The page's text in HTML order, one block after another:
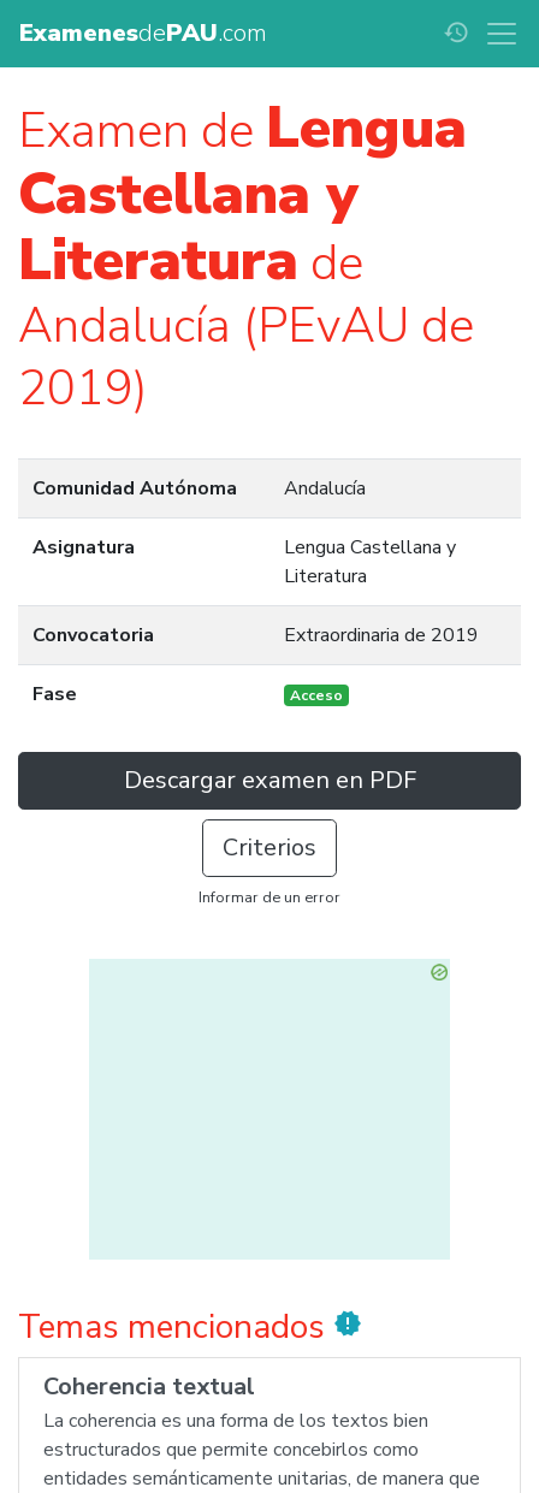
ExamenesdePAU.com history
Examen de Lengua
Castellana y
Literatura de
Andalucía (PEvAU de
2019)
Comunidad Autónoma Andalucía
Asignatura
Lengua Castellana y
Literatura
Convocatoria Extraordinaria de 2019
Fase Acceso
Descargar examen en PDF
Criterios
Informar de un error
Temas mencionados new_releases
Coherencia textual
La coherencia es una forma de los textos bien
estructurados que permite concebirlos como
entidades semánticamente unitarias, de manera que